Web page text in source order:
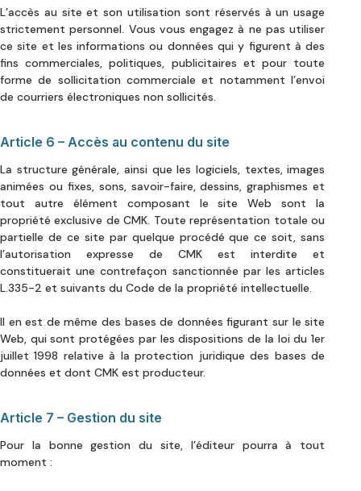
L’accès au site et son utilisation sont réservés à un usage
strictement personnel. Vous vous engagez à ne pas utiliser
ce site et les informations ou données qui y figurent à des
fins commerciales, politiques, publicitaires et pour toute
forme de sollicitation commerciale et notamment l’envoi
de courriers électroniques non sollicités.
Article 6 – Accès au contenu du site
La structure générale, ainsi que les logiciels, textes, images
animées ou fixes, sons, savoir-faire, dessins, graphismes et
tout autre élément composant le site Web sont la
propriété exclusive de CMK. Toute représentation totale ou
partielle de ce site par quelque procédé que ce soit, sans
l’autorisation expresse de CMK est interdite et
constituerait une contrefaçon sanctionnée par les articles
L.335-2 et suivants du Code de la propriété intellectuelle.
Il en est de même des bases de données figurant sur le site
Web, qui sont protégées par les dispositions de la loi du 1er
juillet 1998 relative à la protection juridique des bases de
données et dont CMK est producteur.
Article 7 – Gestion du site
Pour la bonne gestion du site, l’éditeur pourra à tout
moment :